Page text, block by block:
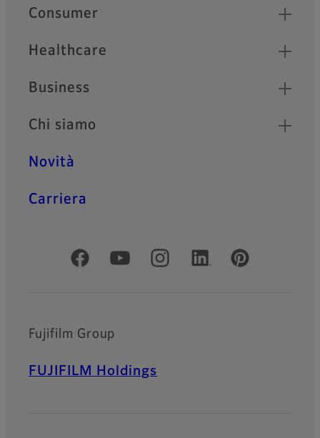
Quick Links
Consumer
Healthcare
Business
Chi siamo
Novità
Carriera
Social media ufficiali
Fujifilm Group
FUJIFILM Holdings